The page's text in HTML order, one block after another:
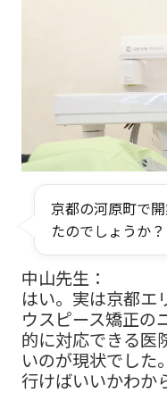
京都の河原町で
たのでしょうか？
中山先生：
はい。実は京都エ
ウスピース矯正の
的に対応できる医
いのが現状でした
行けばいいかわか